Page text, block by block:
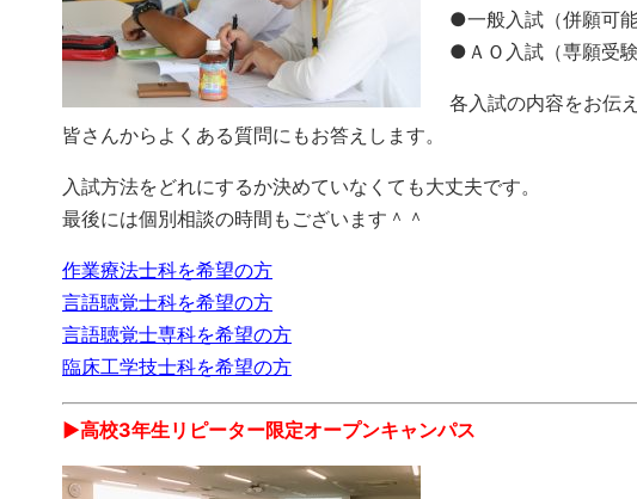
●一般入試（併願可能
●ＡＯ入試（専願受験
各入試の内容をお伝え
皆さんからよくある質問にもお答えします。
入試方法をどれにするか決めていなくても大丈夫です。
最後には個別相談の時間もございます＾＾
作業療法士科を希望の方
言語聴覚士科を希望の方
言語聴覚士専科を希望の方
臨床工学技士科を希望の方
▶︎高校3年生リピーター限定オープンキャンパス